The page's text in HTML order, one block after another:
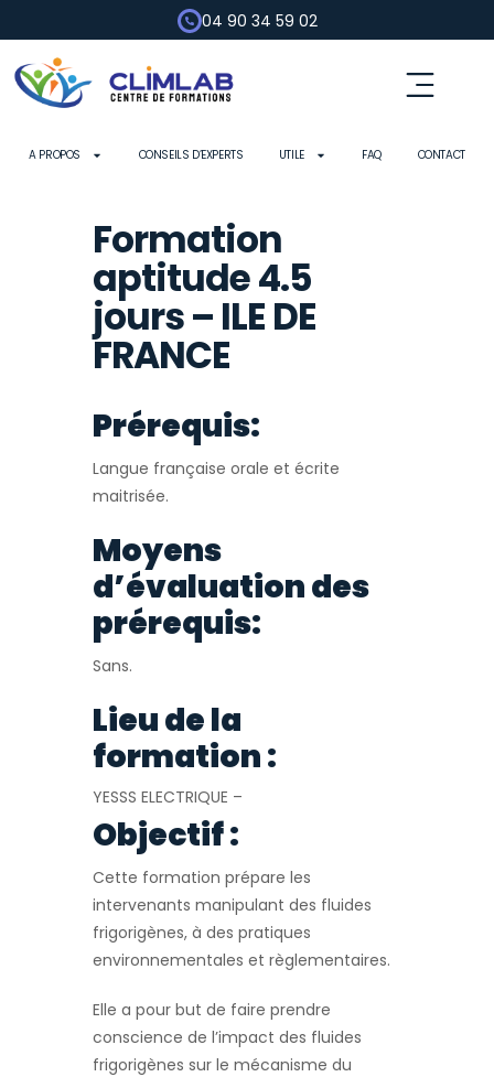
04 90 34 59 02
A PROPOS CONSEILS D’EXPERTS UTILE FAQ CONTACT
Formation
aptitude 4.5
jours – ILE DE
FRANCE
Prérequis:
Langue française orale et écrite
maitrisée.
Moyens
d’évaluation des
prérequis:
Sans.
Lieu de la
formation :
YESSS ELECTRIQUE –
Objectif :
Cette formation prépare les
intervenants manipulant des fluides
frigorigènes, à des pratiques
environnementales et règlementaires.
Elle a pour but de faire prendre
conscience de l’impact des fluides
frigorigènes sur le mécanisme du